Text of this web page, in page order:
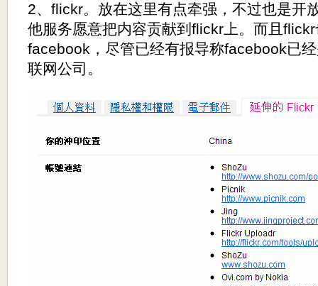
2、flickr。放在这里有点牵强，不过也是开
他服务愿意把内容贡献到flickr上。而且
facebook，尽管已经有报导称facebook已
联网公司。